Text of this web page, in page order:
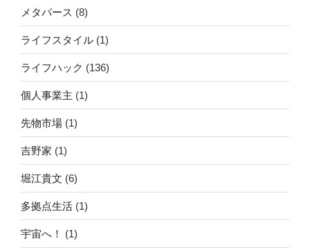
メタバース (8)
ライフスタイル (1)
ライフハック (136)
個人事業主 (1)
先物市場 (1)
吉野家 (1)
堀江貴文 (6)
多拠点生活 (1)
宇宙へ！ (1)